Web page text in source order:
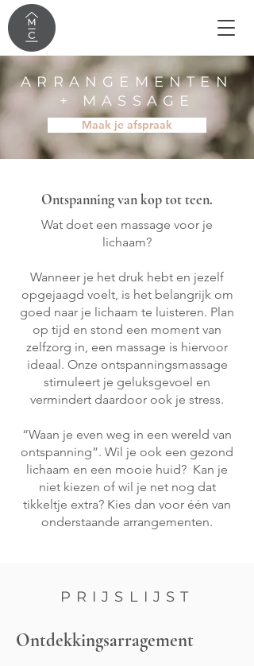
ARRANGEMENTEN
+ MASSAGE
Maak je afspraak
Ontspanning van kop tot teen.
Wat doet een massage voor je
lichaam?
Wanneer je het druk hebt en jezelf
opgejaagd voelt, is het belangrijk om
goed naar je lichaam te luisteren. Plan
op tijd en stond een moment van
zelfzorg in, een massage is hiervoor
ideaal. Onze ontspanningsmassage
stimuleert je geluksgevoel en
vermindert daardoor ook je stress.
“Waan je even weg in een wereld van
ontspanning”. Wil je ook een gezond
lichaam en een mooie huid? Kan je
niet kiezen of wil je net nog dat
tikkeltje extra? Kies dan voor één van
onderstaande arrangementen.
PRIJSLIJST
Ontdekkingsarragement